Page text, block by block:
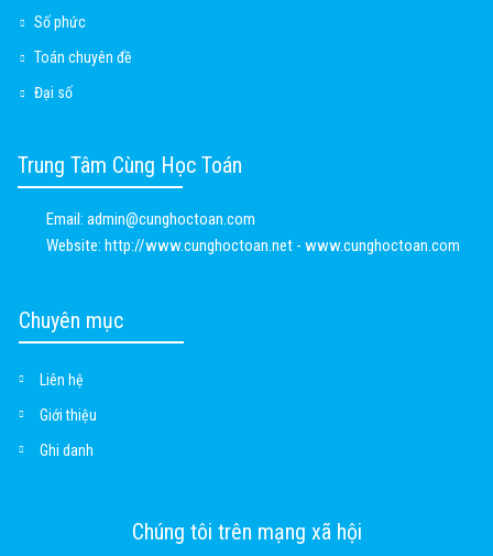
Số phức
Toán chuyên đề
Đại số
Trung Tâm Cùng Học Toán
Email: admin@cunghoctoan.com
Website: http://www.cunghoctoan.net - www.cunghoctoan.com
Chuyên mục
Liên hệ
Giới thiệu
Ghi danh
Chúng tôi trên mạng xã hội